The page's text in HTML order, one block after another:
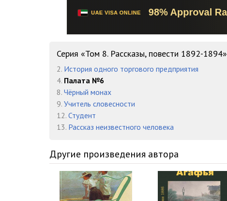
02-02
02-03
02-04
02-06
02-07
02-08
Серия «Том 8. Рассказы, повести 1892-1894»
2. История одного торгового предприятия
4. Палата №6
8. Чёрный монах
9. Учитель словесности
12. Студент
13. Рассказ неизвестного человека
Другие произведения автора